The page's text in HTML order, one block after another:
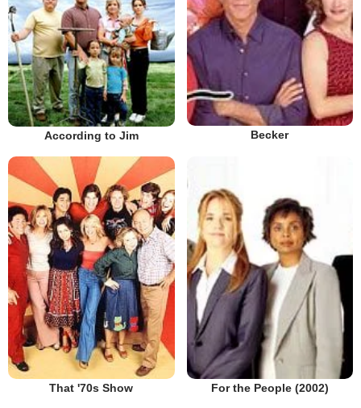
According to Jim Becker
That '70s Show For the People (2002)